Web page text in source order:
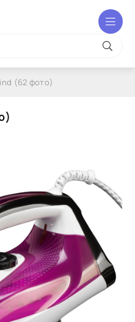
(62 фото)